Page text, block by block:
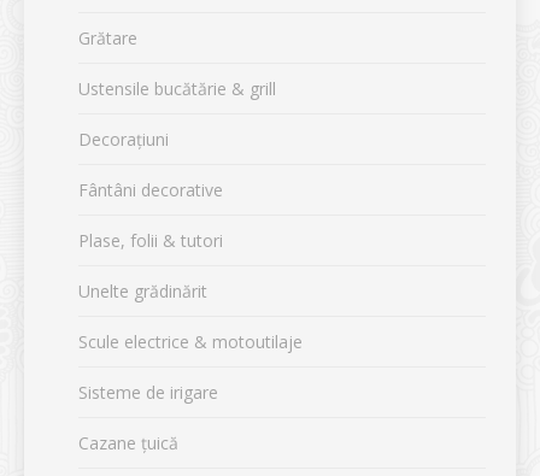
Grătare
Ustensile bucătărie & grill
Decorațiuni
Fântâni decorative
Plase, folii & tutori
Unelte grădinărit
Scule electrice & motoutilaje
Sisteme de irigare
Cazane țuică